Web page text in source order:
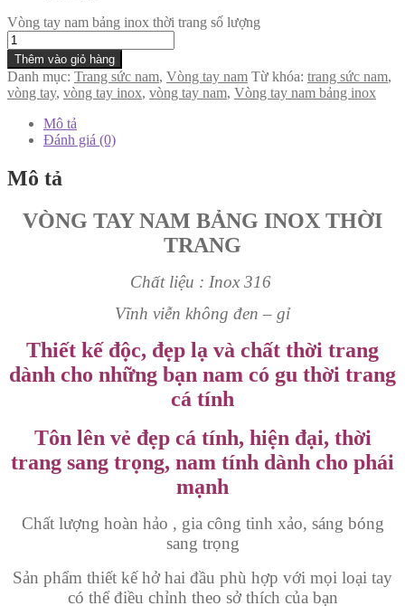
Vòng tay nam bảng inox thời trang số lượng
Thêm vào giỏ hàng
Danh mục: Trang sức nam, Vòng tay nam Từ khóa: trang sức nam,
vòng tay, vòng tay inox, vòng tay nam, Vòng tay nam bảng inox
Mô tả
Đánh giá (0)
Mô tả
VÒNG TAY NAM BẢNG INOX THỜI
TRANG
Chất liệu : Inox 316
Vĩnh viễn không đen – gỉ
Thiết kế độc, đẹp lạ và chất thời trang
dành cho những bạn nam có gu thời trang
cá tính
Tôn lên vẻ đẹp cá tính, hiện đại, thời
trang sang trọng, nam tính dành cho phái
mạnh
Chất lượng hoàn hảo , gia công tinh xảo, sáng bóng
sang trọng
Sản phẩm thiết kế hở hai đầu phù hợp với mọi loại tay
có thể điều chỉnh theo sở thích của bạn